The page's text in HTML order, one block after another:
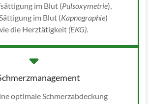
im Blut (Pulsoxymetrie),
im Blut (Kapnographie)
die Herztätigkeit (EKG)
optimale Schmerzabdeckung